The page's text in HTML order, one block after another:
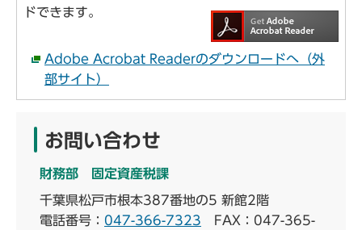
ドできます。
Adobe Acrobat Readerのダウンロードへ（外
部サイト）
お問い合わせ
財務部 固定資産税課
千葉県松戸市根本387番地の5 新館2階
電話番号： 047-366-7323 FAX：047-365-